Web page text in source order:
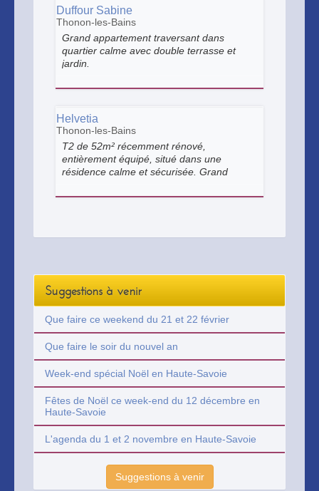
Duffour Sabine
Thonon-les-Bains
Grand appartement traversant dans
quartier calme avec double terrasse et
jardin.
Helvetia
Thonon-les-Bains
T2 de 52m² récemment rénové,
entièrement équipé, situé dans une
résidence calme et sécurisée. Grand
privatif.
Suggestions à venir
Que faire ce weekend du 21 et 22 février
Que faire le soir du nouvel an
Week-end spécial Noël en Haute-Savoie
Fêtes de Noël ce week-end du 12 décembre en
Haute-Savoie
L'agenda du 1 et 2 novembre en Haute-Savoie
Suggestions à venir